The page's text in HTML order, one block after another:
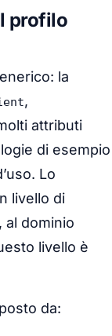
profilo
la
,
attributi
di esempio
Lo
livello di
al dominio
livello è
da: